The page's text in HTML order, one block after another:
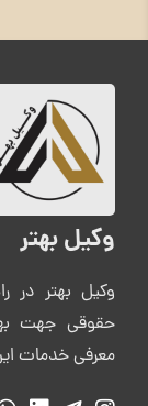
وکیل بهتر
وکیل بهتر در
حقوقی جهت
معرفی خدمات